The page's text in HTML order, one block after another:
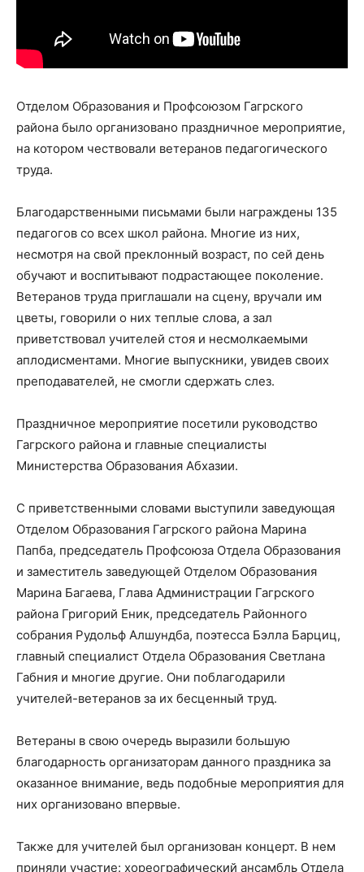
Отделом Образования и Профсоюзом Гагрского
района было организовано праздничное мероприятие,
на котором чествовали ветеранов педагогического
труда.
Благодарственными письмами были награждены 135
педагогов со всех школ района. Многие из них,
несмотря на свой преклонный возраст, по сей день
обучают и воспитывают подрастающее поколение.
Ветеранов труда приглашали на сцену, вручали им
цветы, говорили о них теплые слова, а зал
приветствовал учителей стоя и несмолкаемыми
аплодисментами. Многие выпускники, увидев своих
преподавателей, не смогли сдержать слез.
Праздничное мероприятие посетили руководство
Гагрского района и главные специалисты
Министерства Образования Абхазии.
С приветственными словами выступили заведующая
Отделом Образования Гагрского района Марина
Папба, председатель Профсоюза Отдела Образования
и заместитель заведующей Отделом Образования
Марина Багаева, Глава Администрации Гагрского
района Григорий Еник, председатель Районного
собрания Рудольф Алшундба, поэтесса Бэлла Барциц,
главный специалист Отдела Образования Светлана
Габния и многие другие. Они поблагодарили
учителей-ветеранов за их бесценный труд.
Ветераны в свою очередь выразили большую
благодарность организаторам данного праздника за
оказанное внимание, ведь подобные мероприятия для
них организовано впервые.
Также для учителей был организован концерт. В нем
приняли участие: хореографический ансамбль Отдела